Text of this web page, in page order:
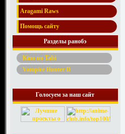
Aragami Raws
Помощь сайту
Разделы ранобэ
Kino no Tabi
Vampire Hunter D
Голосуем за наш сайт